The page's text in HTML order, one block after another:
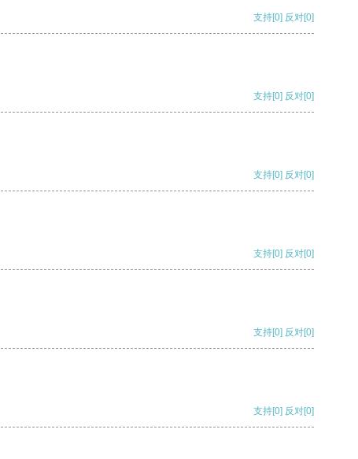
支持[0] 反对[0]
支持[0] 反对[0]
支持[0] 反对[0]
支持[0] 反对[0]
支持[0] 反对[0]
支持[0] 反对[0]